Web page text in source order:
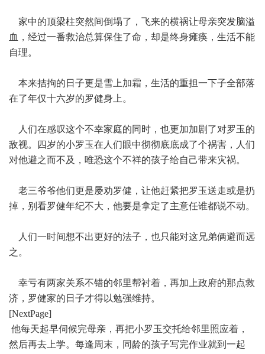
家中的顶梁柱突然间倒塌了，飞来的横祸让母亲突发脑溢
血，经过一番救治总算保住了命，却是终身瘫痪，生活不能
自理。
本来拮拘的日子更是雪上加霜，生活的重担一下子全部落
在了年仅十六岁的罗健身上。
人们在感叹这个不幸家庭的同时，也更加加剧了对罗玉的
敌视。四岁的小罗玉在人们眼中彻彻底底成了个祸害，人们
对他避之而不及，唯恐这个不祥的孩子给自己带来灾祸。
老三爷爷他们更是屡劝罗健，让他赶紧把罗玉送走或是扔
掉，别看罗健年纪不大，他要是拿定了主意任谁都说不动。
人们一时间想不出更好的法子，也只能对这兄弟俩避而远
之。
幸亏有两家关系不错的邻里帮衬着，再加上政府的那点救
济，罗健家的日子才得以勉强维持。
[NextPage]
他每天起早伺候完母亲，再把小罗玉交托给邻里照应着，
然后再去上学。每逢周末，同龄的孩子写完作业就到一起